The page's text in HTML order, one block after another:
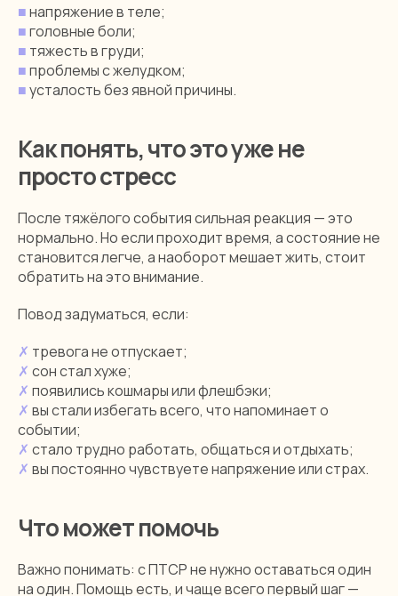
■напряжение в теле;
■головные боли;
■ тяжесть в груди;
■проблемы с желудком;
■усталость без явной причины.
Как понять, что это уже не
просто стресс
После тяжёлого события сильная реакция — это
нормально. Но если проходит время, а состояние не
становится легче, а наоборот мешает жить, стоит
обратить на это внимание.
Повод задуматься, если:
✗ тревога не отпускает;
✗ сон стал хуже;
✗ появились кошмары или флешбэки;
✗ вы стали избегать всего, что напоминает о
событии;
✗ стало трудно работать, общаться и отдыхать;
✗ вы постоянно чувствуете напряжение или страх.
Что может помочь
Важно понимать: с ПТСР не нужно оставаться один
на один. Помощь есть, и чаще всего первый шаг —